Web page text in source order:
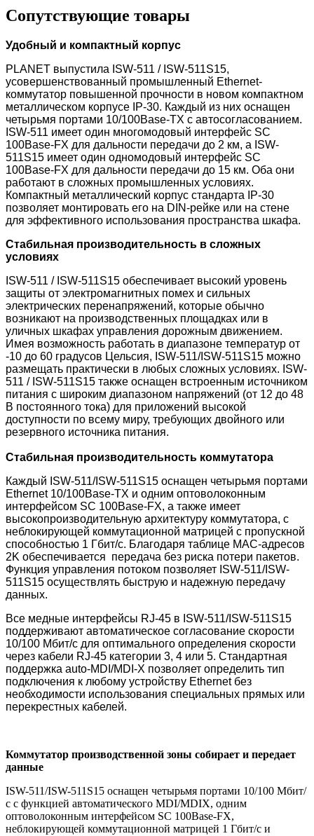
Сопутствующие товары
Удобный и компактный корпус
PLANET выпустила ISW-511 / ISW-511S15,
усовершенствованный промышленный Ethernet-
коммутатор повышенной прочности в новом компактном
металлическом корпусе IP-30. Каждый из них оснащен
четырьмя портами 10/100Base-TX с автосогласованием.
ISW-511 имеет один многомодовый интерфейс SC
100Base-FX для дальности передачи до 2 км, а ISW-
511S15 имеет один одномодовый интерфейс SC
100Base-FX для дальности передачи до 15 км. Оба они
работают в сложных промышленных условиях.
Компактный металлический корпус стандарта IP-30
позволяет монтировать его на DIN-рейке или на стене
для эффективного использования пространства шкафа.
Стабильная производительность в сложных
условиях
ISW-511 / ISW-511S15 обеспечивает высокий уровень
защиты от электромагнитных помех и сильных
электрических перенапряжений, которые обычно
возникают на производственных площадках или в
уличных шкафах управления дорожным движением.
Имея возможность работать в диапазоне температур от
-10 до 60 градусов Цельсия, ISW-511/ISW-511S15 можно
размещать практически в любых сложных условиях. ISW-
511 / ISW-511S15 также оснащен встроенным источником
питания с широким диапазоном напряжений (от 12 до 48
В постоянного тока) для приложений высокой
доступности по всему миру, требующих двойного или
резервного источника питания.
Стабильная производительность коммутатора
Каждый ISW-511/ISW-511S15 оснащен четырьмя портами
Ethernet 10/100Base-TX и одним оптоволоконным
интерфейсом SC 100Base-FX, а также имеет
высокопроизводительную архитектуру коммутатора, с
неблокирующей коммутационной матрицей с пропускной
способностью 1 Гбит/с. Благодаря таблице MAC-адресов
2K обеспечивается передача без риска потери пакетов.
Функция управления потоком позволяет ISW-511/ISW-
511S15 осуществлять быструю и надежную передачу
данных.
Все медные интерфейсы RJ-45 в ISW-511/ISW-511S15
поддерживают автоматическое согласование скорости
10/100 Мбит/с для оптимального определения скорости
через кабели RJ-45 категории 3, 4 или 5. Стандартная
поддержка auto-MDI/MDI-X позволяет определить тип
подключения к любому устройству Ethernet без
необходимости использования специальных прямых или
перекрестных кабелей.
Коммутатор производственной зоны собирает и передает
данные
ISW-511/ISW-511S15 оснащен четырьмя портами 10/100 Мбит/
с с функцией автоматического MDI/MDIX, одним
оптоволоконным интерфейсом SC 100Base-FX,
неблокирующей коммутационной матрицей 1 Гбит/с и